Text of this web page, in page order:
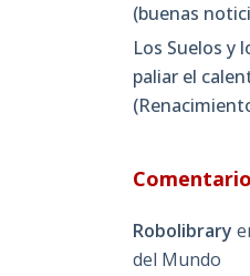
(buenas
Los Suelos y
paliar el
Robolibrary
del Mundo